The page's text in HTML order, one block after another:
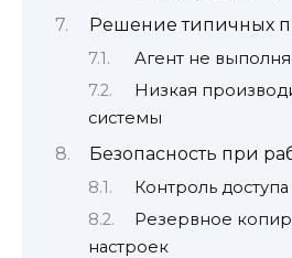
Решение типичных
Агент не
Низкая
системы
Безопасность при
Контроль доступа
Резервное
настроек